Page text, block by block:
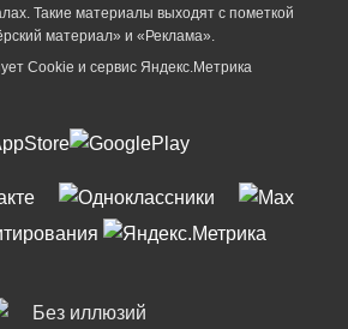
Такие материалы выходят с пометкой
материал» и «Реклама».
Cookie и сервиc Яндекс.Метрика